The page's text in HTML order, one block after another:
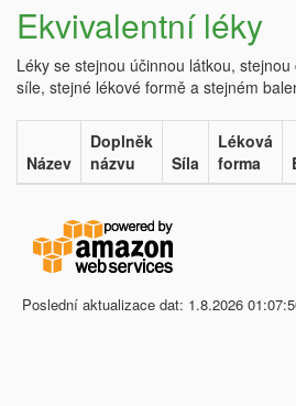
Ekvivalentní léky
Léky se stejnou účinnou látkou,
síle, stejné lékové formě a stejném
Název
Doplněk
názvu
Síla
Léková
forma
Poslední aktualizace dat: 1.8.2026